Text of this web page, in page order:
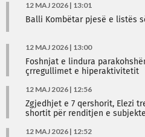
12 MAJ 2026 | 13:01
Balli Kombëtar pjesë e listës
12 MAJ 2026 | 13:00
Foshnjat e lindura
çrregullimet e hiperaktivitetit
12 MAJ 2026 | 12:56
Zgjedhjet e 7 qershorit, Elezi
shortit për renditjen e
12 MAJ 2026 | 12:52